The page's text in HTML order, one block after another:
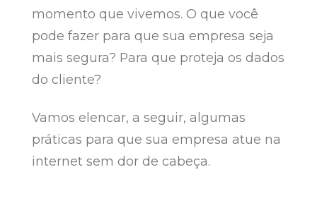
momento que vivemos. O que você
pode fazer para que sua empresa seja
mais segura? Para que proteja os dados
do cliente?
Vamos elencar, a seguir, algumas
práticas para que sua empresa atue na
internet sem dor de cabeça.